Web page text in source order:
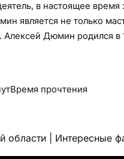
в настоящее время
является не только
Дюмин родился в
Время прочтения